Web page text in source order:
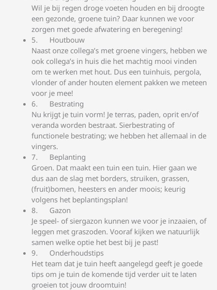
Wil je bij regen droge voeten houden en bij droogte
een gezonde, groene tuin? Daar kunnen we voor
zorgen met goede afwatering en beregening!
Houtbouw
Naast onze collega’s met groene vingers, hebben we
ook collega’s in huis die het machtig mooi vinden
om te werken met hout. Dus een tuinhuis, pergola,
vlonder of ander houten element pakken we meteen
voor je mee!
Bestrating
Nu krijgt je tuin vorm! Je terras, paden, oprit en/of
veranda worden bestraat. Sierbestrating of
functionele bestrating; we hebben het allemaal in de
vingers.
Beplanting
Groen. Dat maakt een tuin een tuin. Hier gaan we
dus aan de slag met borders, struiken, grassen,
(fruit)bomen, heesters en ander moois; keurig
volgens het beplantingsplan!
Gazon
Je speel- of siergazon kunnen we voor je inzaaien, of
leggen met graszoden. Vooraf kijken we natuurlijk
samen welke optie het best bij je past!
Onderhoudstips
Het team dat je tuin heeft aangelegd geeft je goede
tips om je tuin de komende tijd verder uit te laten
groeien tot jouw droomtuin!